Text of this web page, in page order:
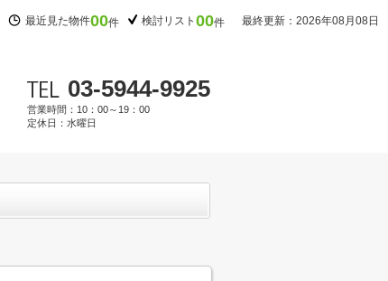
最近見た物件00件 検討リスト 00件 最終更新：2026年08月08日
03-5944-9925
営業時間：10：00～19：00
定休日：水曜日